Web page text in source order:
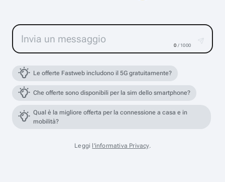
0 / 1000
Le offerte Fastweb includono il 5G gratuitamente?
Che offerte sono disponibili per la sim dello smartphone?
Qual è la migliore offerta per la connessione a casa e in
mobilità?
Leggi l'informativa Privacy.